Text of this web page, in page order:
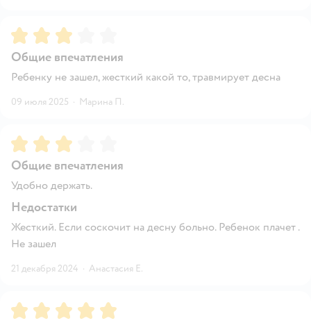
Рейтинг:3
Общие впечатления
Ребенку не зашел, жесткий какой то, травмирует десна
09 июля 2025 · Марина П.
Рейтинг:3
Общие впечатления
Удобно держать.
Недостатки
Жесткий. Если соскочит на десну больно. Ребенок плачет .
Не зашел
21 декабря 2024 · Анастасия Е.
Рейтинг:5